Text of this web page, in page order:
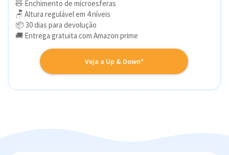
🧸 Enchimento de microesferas
🪑 Altura regulável em 4 níveis
📦 30 dias para devolução
🚚 Entrega gratuita com Amazon prime
Veja a Up & Down*